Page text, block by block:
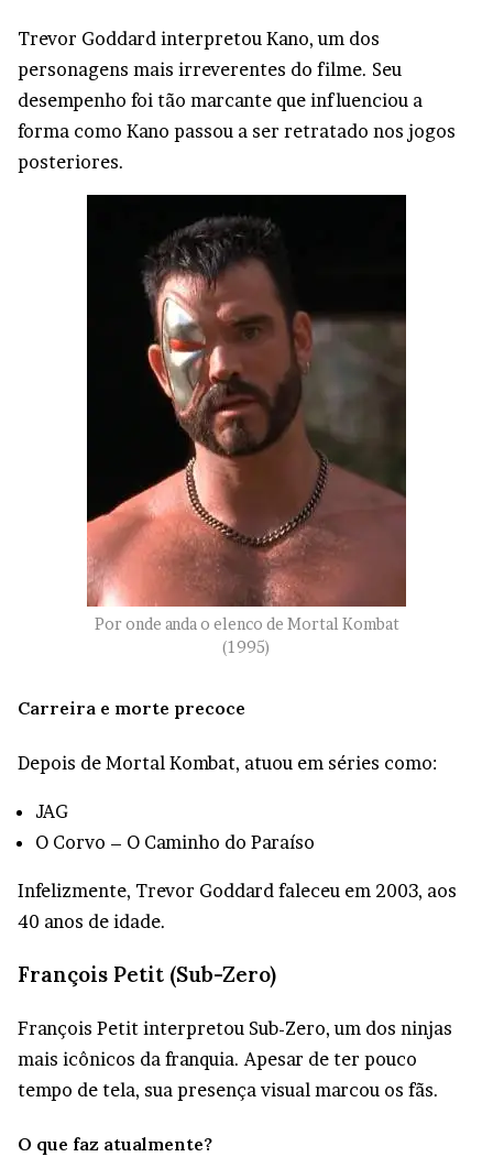
Trevor Goddard interpretou Kano, um dos
personagens mais irreverentes do filme. Seu
desempenho foi tão marcante que influenciou a
forma como Kano passou a ser retratado nos jogos
posteriores.
Por onde anda o elenco de Mortal Kombat
(1995)
Carreira e morte precoce
Depois de Mortal Kombat, atuou em séries como:
JAG
O Corvo – O Caminho do Paraíso
Infelizmente, Trevor Goddard faleceu em 2003, aos
40 anos de idade.
François Petit (Sub-Zero)
François Petit interpretou Sub-Zero, um dos ninjas
mais icônicos da franquia. Apesar de ter pouco
tempo de tela, sua presença visual marcou os fãs.
O que faz atualmente?